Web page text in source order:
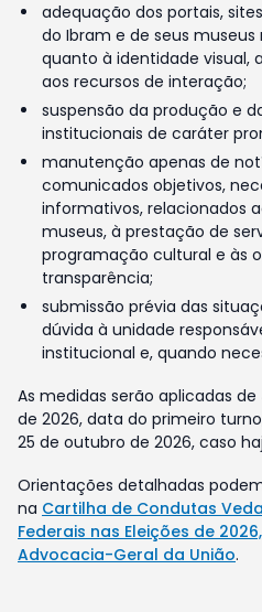
adequação dos portais,
do Ibram e de seus museus
quanto à identidade visual,
aos recursos de interação;
suspensão da produção e
institucionais de caráter
manutenção apenas de
comunicados objetivos,
informativos, relacionados
museus, à prestação de
programação cultural e às
transparência;
submissão prévia das
dúvida à unidade
institucional e, quando
As medidas serão aplicadas
de 2026, data do primeiro
25 de outubro de 2026, caso
Orientações detalhadas
na Cartilha de Condutas
Federais nas Eleições de
Advocacia-Geral da União.